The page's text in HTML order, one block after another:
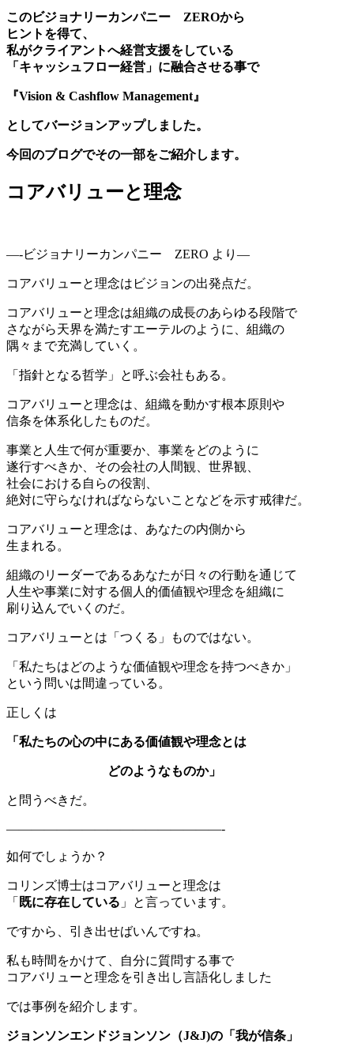
このビジョナリーカンパニー ZEROから
ヒントを得て、
私がクライアントへ経営支援をしている
「キャッシュフロー経営」に融合させる事で
『Vision & Cashflow Management』
としてバージョンアップしました。
今回のブログでその一部をご紹介します。
コアバリューと理念
—-ビジョナリーカンパニー ZERO より—
コアバリューと理念はビジョンの出発点だ。
コアバリューと理念は組織の成長のあらゆる段階で
さながら天界を満たすエーテルのように、組織の
隅々まで充満していく。
「指針となる哲学」と呼ぶ会社もある。
コアバリューと理念は、組織を動かす根本原則や
信条を体系化したものだ。
事業と人生で何が重要か、事業をどのように
遂行すべきか、その会社の人間観、世界観、
社会における自らの役割、
絶対に守らなければならないことなどを示す戒律だ。
コアバリューと理念は、あなたの内側から
生まれる。
組織のリーダーであるあなたが日々の行動を通じて
人生や事業に対する個人的価値観や理念を組織に
刷り込んでいくのだ。
コアバリューとは「つくる」ものではない。
「私たちはどのような価値観や理念を持つべきか」
という問いは間違っている。
正しくは
「私たちの心の中にある価値観や理念とは
どのようなものか」
と問うべきだ。
—————————————————-
如何でしょうか？
コリンズ博士はコアバリューと理念は
「 既に存在している 」と言っています。
ですから、引き出せばいんですね。
私も時間をかけて、自分に質問する事で
コアバリューと理念を引き出し言語化しました
では事例を紹介します。
ジョンソンエンドジョンソン（J&J)の「我が信条」